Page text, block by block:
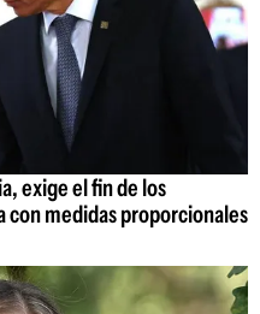
exige el fin de los
medidas proporcionales